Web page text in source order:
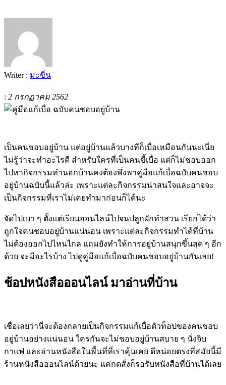
Writer : มะขิ่น
: 2 กรกฏาคม 2562
เป็นคนชอบอยู่บ้าน แต่อยู่บ้านแล้วบางทีก็เบื่อเหมือนกันนะเนี่ย
ไม่รู้ว่าจะทำอะไรดี สำหรับใครที่เป็นคนขี้เบื่อ แต่ก็ไม่ชอบออก
ไปหากิจกรรมทำนอกบ้านคงต้องพึ่งพาคู่มือแก้เบื่อฉบับคนชอบ
อยู่บ้านฉบับนี้แล้วล่ะ เพราะแต่ละกิจกรรมน่าสนใจและอาจจะ
เป็นกิจกรรมที่เราไม่เคยทำมาก่อนก็ได้นะ
จัดไปเบา ๆ ตั้งแต่เรียนออนไลน์ไปจนปลูกผักทำสวน เรียกได้ว่า
ถูกใจคนชอบอยู่บ้านแน่นอน เพราะแต่ละกิจกรรมทำได้ที่บ้าน
ไม่ต้องออกไปไหนไกล แถมยังทำให้การอยู่บ้านสนุกขึ้นสุด ๆ อีก
ด้วย จะมีอะไรบ้าง ไปดูคู่มือแก้เบื่อฉบับคนชอบอยู่บ้านกันเลย!
ช้อปหนังสือออนไลน์ มาอ่านที่บ้าน
เชื่อเลยว่านี่จะต้องกลายเป็นกิจกรรมแก้เบื่อตัวท็อปของคนชอบ
อยู่บ้านอย่างแน่นอน ใครกันจะไม่ชอบอยู่บ้านสบาย ๆ นั่งจิบ
กาแฟ และอ่านหนังสือในพื้นที่ที่เราคุ้นเคย ดีหน่อยตรงที่สมัยนี้มี
ร้านหนังสือออนไลน์ด้วยนะ แค่กดสั่งก็รอรับหนังสือที่บ้านได้เลย